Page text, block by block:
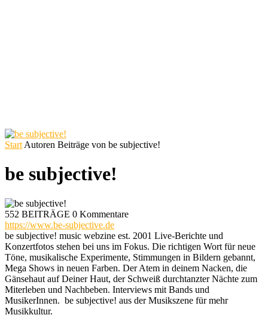
Start Autoren Beiträge von be subjective!
be subjective!
552 BEITRÄGE 0 Kommentare
https://www.be-subjective.de
be subjective! music webzine est. 2001 Live-Berichte und
Konzertfotos stehen bei uns im Fokus. Die richtigen Wort für neue
Töne, musikalische Experimente, Stimmungen in Bildern gebannt,
Mega Shows in neuen Farben. Der Atem in deinem Nacken, die
Gänsehaut auf Deiner Haut, der Schweiß durchtanzter Nächte zum
Miterleben und Nachbeben. Interviews mit Bands und
MusikerInnen. be subjective! aus der Musikszene für mehr
Musikkultur.